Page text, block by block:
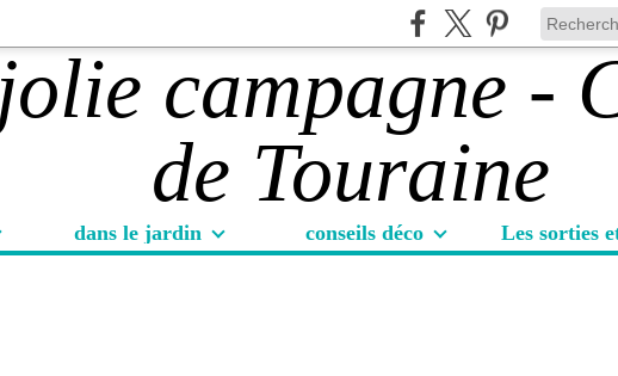
dans le jardin conseils déco